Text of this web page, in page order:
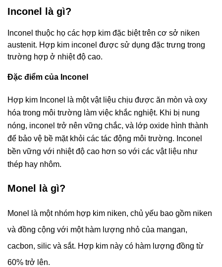
Inconel là gì?
Inconel thuộc họ các hợp kim đặc biệt trên cơ sở niken
austenit. Hợp kim inconel được sử dụng đặc trưng trong
trường hợp ở nhiệt độ cao.
Đặc điểm của Inconel
Hợp kim Inconel là một vật liệu chịu được ăn mòn và oxy
hóa trong môi trường làm việc khắc nghiệt. Khi bị nung
nóng, inconel trở nên vững chắc, và lớp oxide hình thành
để bảo vệ bề mặt khỏi các tác động môi trường. Inconel
bền vững với nhiệt độ cao hơn so với các vật liệu như
thép hay nhôm.
Monel là gì?
Monel là một nhóm hợp kim niken, chủ yếu bao gồm niken
và đồng cộng với một hàm lượng nhỏ của mangan,
cacbon, silic và sắt. Hợp kim này có hàm lượng đồng từ
60% trở lên.